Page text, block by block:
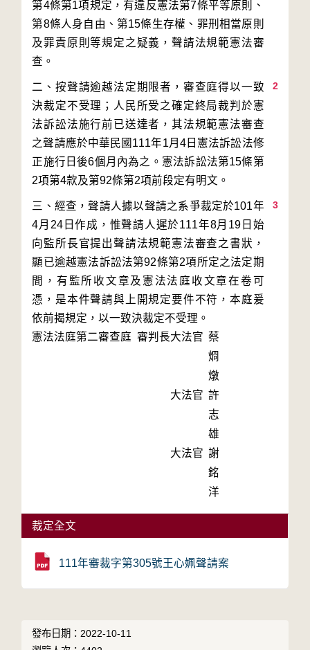
第4條第1項規定，有違反憲法第7條平等原則、
第8條人身自由、第15條生存權、罪刑相當原則
及罪責原則等規定之疑義，聲請法規範憲法審
2
二、按聲請逾越法定期限者，審查庭得以一致
決裁定不受理；人民所受之確定終局裁判於憲
法訴訟法施行前已送達者，其法規範憲法審查
之聲請應於中華民國111年1月4日憲法訴訟法修
正施行日後6個月內為之。憲法訴訟法第15條第
3
三、經查，聲請人據以聲請之系爭裁定於101年
4月24日作成，惟聲請人遲於111年8月19日始
向監所長官提出聲請法規範憲法審查之書狀，
顯已逾越憲法訴訟法第92條第2項所定之法定期
間，有監所收文章及憲法法庭收文章在卷可
憑，是本件聲請與上開規定要件不符，本庭爰
依前揭規定，以一致決裁定不受理。
憲法法庭第二審查庭 審判長大法官 蔡
烱
燉
大法官 許
志
雄
大法官 謝
銘
洋
裁定全文
111年審裁字第305號王心姵聲請案
發布日期：2022-10-11